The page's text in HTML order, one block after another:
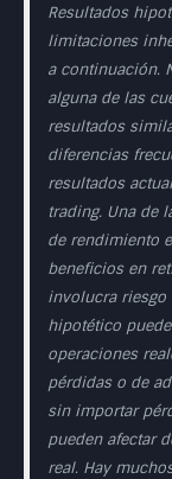
Resultados
limitaciones
a continuación.
alguna de las
resultados
diferencias
resultados
trading. Una de
de rendimiento
beneficios en
involucra riesgo
hipotético
operaciones
pérdidas o de
sin importar
pueden afectar
real. Hay